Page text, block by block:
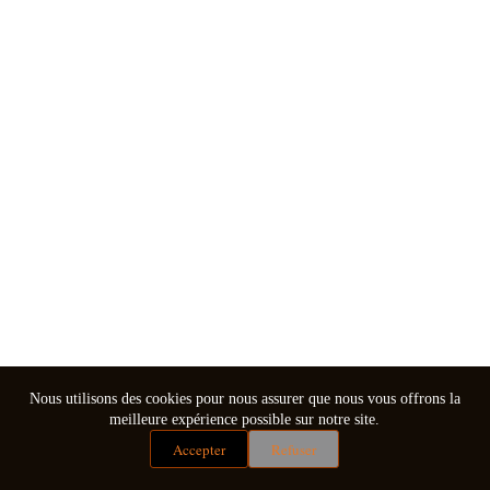
Nous utilisons des cookies pour nous assurer que nous vous offrons la
meilleure expérience possible sur notre site.
Accepter Refuser
Mentions légales
Conditions générales de vente